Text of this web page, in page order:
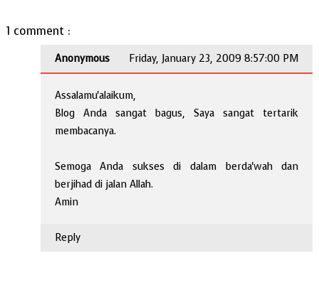
1 comment :
Anonymous Friday, January 23, 2009 8:57:00 PM
Assalamu'alaikum,
Blog Anda sangat bagus, Saya sangat tertarik
membacanya.
Semoga Anda sukses di dalam berda'wah dan
berjihad di jalan Allah.
Amin
Reply